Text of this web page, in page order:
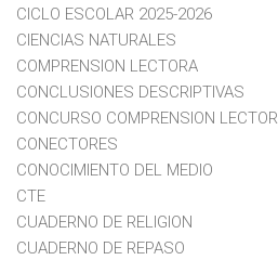
CICLO ESCOLAR 2025-2026
CIENCIAS NATURALES
COMPRENSION LECTORA
CONCLUSIONES DESCRIPTIVAS
CONCURSO COMPRENSION
CONECTORES
CONOCIMIENTO DEL MEDIO
CTE
CUADERNO DE RELIGION
CUADERNO DE REPASO